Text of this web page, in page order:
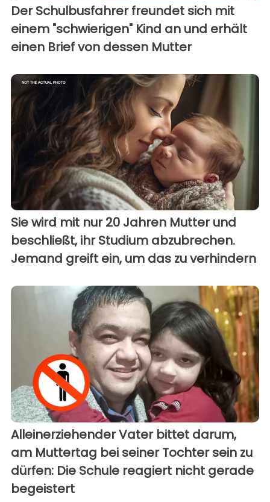
Der Schulbusfahrer freundet sich mit
einem "schwierigen" Kind an und erhält
einen Brief von dessen Mutter
Sie wird mit nur 20 Jahren Mutter und
beschließt, ihr Studium abzubrechen.
Jemand greift ein, um das zu verhindern
Alleinerziehender Vater bittet darum,
am Muttertag bei seiner Tochter sein zu
dürfen: Die Schule reagiert nicht gerade
begeistert